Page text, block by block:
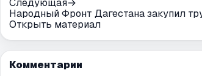
Народный Фронт Дагестана закупил
Открыть материал
Комментарии